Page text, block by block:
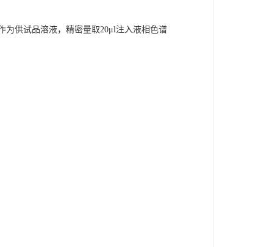
为供试品溶液，精密量取20μl注入液相色谱